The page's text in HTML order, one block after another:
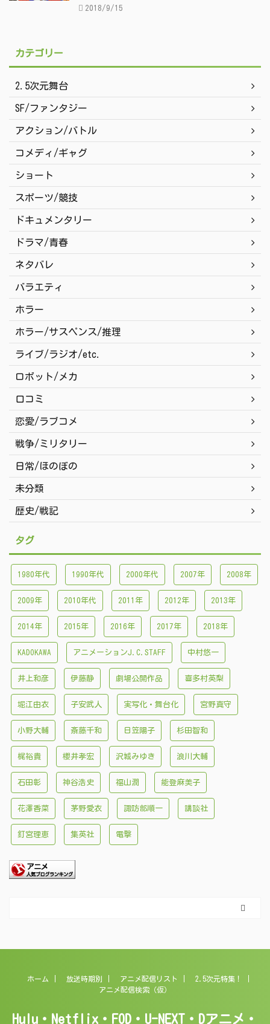
2018/9/15
カテゴリー
2.5次元舞台
SF/ファンタジー
アクション/バトル
コメディ/ギャグ
ショート
スポーツ/競技
ドキュメンタリー
ドラマ/青春
ネタバレ
バラエティ
ホラー
ホラー/サスペンス/推理
ライブ/ラジオ/etc.
ロボット/メカ
口コミ
恋愛/ラブコメ
戦争/ミリタリー
日常/ほのぼの
未分類
歴史/戦記
タグ
1980年代 1990年代 2000年代 2007年 2008年
2009年 2010年代 2011年 2012年 2013年
2014年 2015年 2016年 2017年 2018年
KADOKAWA アニメーションJ.C.STAFF 中村悠一
井上和彦 伊藤静 劇場公開作品 喜多村英梨
堀江由衣 子安武人 実写化・舞台化 宮野真守
小野大輔 斎藤千和 日笠陽子 杉田智和
梶裕貴 櫻井孝宏 沢城みゆき 浪川大輔
石田彰 神谷浩史 福山潤 能登麻美子
花澤香菜 茅野愛衣 諏訪部順一 講談社
釘宮理恵 集英社 電撃
ホーム 放送時期別 アニメ配信リスト
2.5次元特集！
アニメ配信検索（仮）
Hulu・Netflix・FOD・U-NEXT・Dアニメ・